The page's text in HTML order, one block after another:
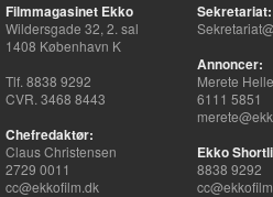
Filmmagasinet Ekko
Wildersgade 32, 2. sal
1408 København K
Tlf. 8838 9292
CVR. 3468 8443
Chefredaktør:
Claus Christensen
2729 0011
cc@ekkofilm.dk
Sekretariat:
Annoncer:
Merete
6111 5851
Ekko
8838 9292